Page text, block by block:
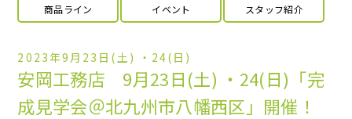
商品ライン イベント スタッフ紹介
2023年9月23日(土) ・24(日)
安岡工務店 9月23日(土) ・24(日)「完
成見学会＠北九州市八幡西区」開催！